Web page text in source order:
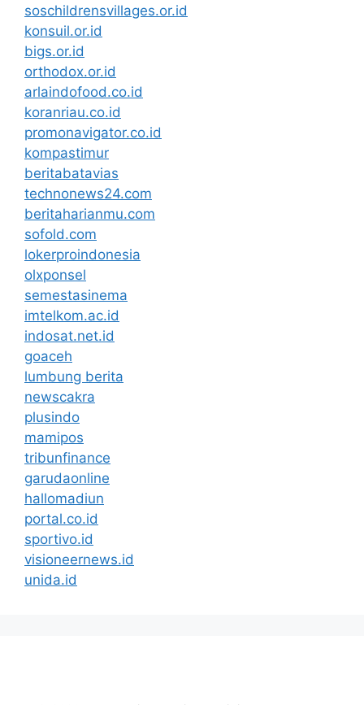
soschildrensvillages.or.id
konsuil.or.id
bigs.or.id
orthodox.or.id
arlaindofood.co.id
koranriau.co.id
promonavigator.co.id
kompastimur
beritabatavias
technonews24.com
beritaharianmu.com
sofold.com
lokerproindonesia
olxponsel
semestasinema
imtelkom.ac.id
indosat.net.id
goaceh
lumbung berita
newscakra
plusindo
mamipos
tribunfinance
garudaonline
hallomadiun
portal.co.id
sportivo.id
visioneernews.id
unida.id